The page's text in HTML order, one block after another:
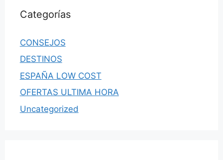
Categorías
CONSEJOS
DESTINOS
ESPAÑA LOW COST
OFERTAS ULTIMA HORA
Uncategorized